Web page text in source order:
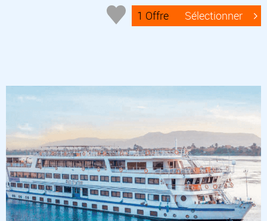
1 Offre Sélectionner